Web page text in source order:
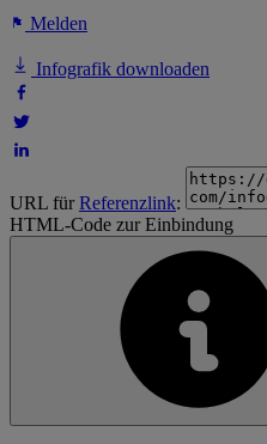
Melden
Infografik downloaden
URL fürReferenzlink:
HTML-Code zur Einbindung